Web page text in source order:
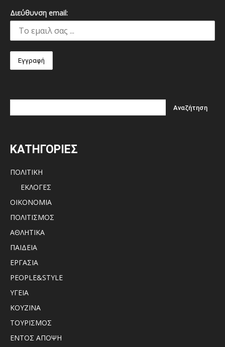
Διεύθυνση email:
ΚΑΤΗΓΟΡΙΕΣ
ΠΟΛΙΤΙΚΗ
ΕΚΛΟΓΕΣ
ΟΙΚΟΝΟΜΙΑ
ΠΟΛΙΤΙΣΜΟΣ
ΑΘΛΗΤΙΚΑ
ΠΑΙΔΕΙΑ
ΕΡΓΑΣΙΑ
PEOPLE&STYLE
ΥΓΕΙΑ
ΚΟΥΖΙΝΑ
ΤΟΥΡΙΣΜΟΣ
ΕΝΤΟΣ ΑΠΟΨΗ